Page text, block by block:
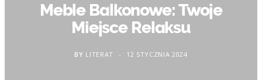
Meble Balkonowe: Twoje
Miejsce Relaksu
BY LITERAT 12 STYCZNIA 2024